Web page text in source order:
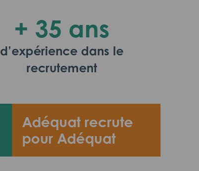
Adéquat recrute
pour Adéquat
+ 35 ans
d’expérience dans le
recrutement